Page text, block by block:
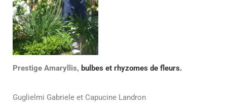
Prestige Amaryllis, bulbes et rhyzomes de fleurs.
Guglielmi Gabriele et Capucine Landron